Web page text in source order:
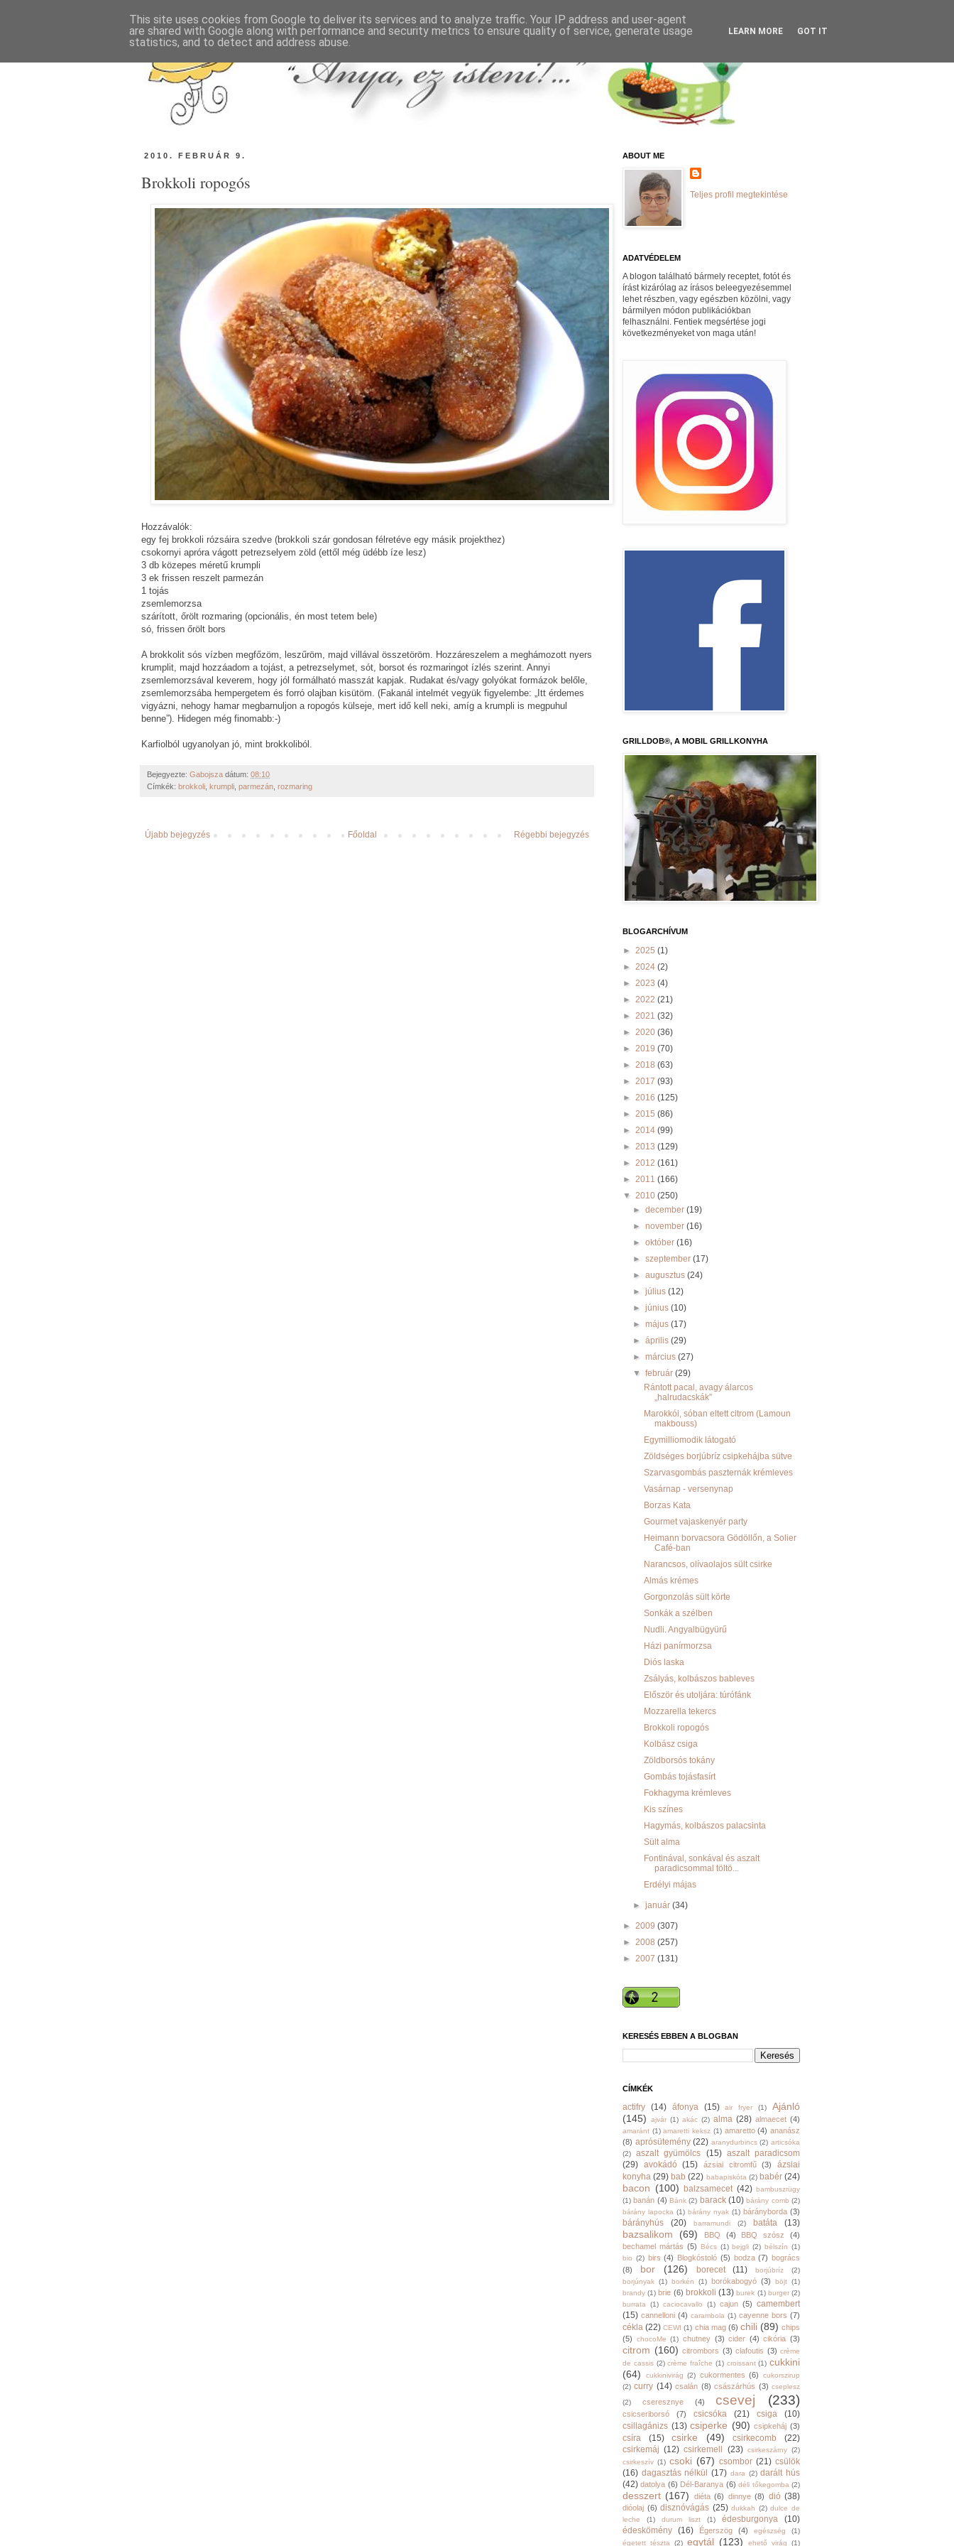
2010. FEBRUÁR 9.
Brokkoli ropogós
Hozzávalók:
egy fej brokkoli rózsáira szedve (brokkoli szár gondosan félretéve egy másik projekthez)
csokornyi apróra vágott petrezselyem zöld (ettől még üdébb íze lesz)
3 db közepes méretű krumpli
3 ek frissen reszelt parmezán
1 tojás
zsemlemorzsa
szárított, őrölt rozmaring (opcionális, én most tetem bele)
só, frissen őrölt bors
A brokkolit sós vízben megfőzöm, leszűröm, majd villával összetöröm. Hozzáreszelem a meghámozott nyers
krumplit, majd hozzáadom a tojást, a petrezselymet, sót, borsot és rozmaringot ízlés szerint. Annyi
zsemlemorzsával keverem, hogy jól formálható masszát kapjak. Rudakat és/vagy golyókat formázok belőle,
zsemlemorzsába hempergetem és forró olajban kisütöm. (Fakanál intelmét vegyük figyelembe: „Itt érdemes
vigyázni, nehogy hamar megbarnuljon a ropogós külseje, mert idő kell neki, amíg a krumpli is megpuhul
benne”). Hidegen még finomabb:-)
Karfiolból ugyanolyan jó, mint brokkoliból.
Bejegyezte: Gabojsza dátum: 08:10
Címkék: brokkoli krumpli parmezán rozmaring
Újabb bejegyzés Régebbi bejegyzés
Főoldal
ABOUT ME
Teljes profil megtekintése
ADATVÉDELEM
A blogon található bármely receptet, fotót és
írást kizárólag az írásos beleegyezésemmel
lehet részben, vagy egészben közölni, vagy
bármilyen módon publikációkban
felhasználni. Fentiek megsértése jogi
következményeket von maga után!
GRILLDOB®, A MOBIL GRILLKONYHA
BLOGARCHÍVUM
► 2025 (1)
► 2024 (2)
► 2023 (4)
► 2022 (21)
► 2021 (32)
► 2020 (36)
► 2019 (70)
► 2018 (63)
► 2017 (93)
► 2016 (125)
► 2015 (86)
► 2014 (99)
► 2013 (129)
► 2012 (161)
► 2011 (166)
▼ 2010 (250)
►december(19)
►november(16)
►október(16)
►szeptember(17)
►augusztus(24)
►július(12)
►június(10)
►május(17)
►április(29)
►március(27)
▼február(29)
Rántott pacal, avagy álarcos
„halrudacskák”
Marokkói, sóban eltett citrom (Lamoun
makbouss)
Egymilliomodik látogató
Zöldséges borjúbríz csipkehájba sütve
Szarvasgombás paszternák krémleves
Vasárnap - versenynap
Borzas Kata
Gourmet vajaskenyér party
Heimann borvacsora Gödöllőn, a Solier
Café-ban
Narancsos, olívaolajos sült csirke
Almás krémes
Gorgonzolás sült körte
Sonkák a szélben
Nudli. Angyalbügyürű
Házi panírmorzsa
Diós laska
Zsályás, kolbászos bableves
Először és utoljára: túrófánk
Mozzarella tekercs
Brokkoli ropogós
Kolbász csiga
Zöldborsós tokány
Gombás tojásfasírt
Fokhagyma krémleves
Kis színes
Hagymás, kolbászos palacsinta
Sült alma
Fontinával, sonkával és aszalt
paradicsommal töltö...
Erdélyi májas
►január(34)
► 2009 (307)
► 2008 (257)
► 2007 (131)
KERESÉS EBBEN A BLOGBAN
CÍMKÉK
actifry (14) áfonya (15) air fryer (1)
Ajánló
(145)
ajvár (1) akác (2) alma (28) almaecet (4)
amaránt (1) amaretti keksz (1) amaretto (4) ananász
(8) aprósütemény (22) aranydurbincs (2) articsóka
(2)
aszalt gyümölcs (15) aszalt paradicsom
(29) avokádó (15) ázsiai citromfű (3)
ázsiai
konyha (29) bab (22) babapiskóta (2) babér (24)
bacon (100) balzsamecet (42) bambuszrügy
(1) banán (4) Bánk (2) barack (10) bárány comb (2)
bárány lapocka (1) bárány nyak (1) bárányborda (3)
bárányhús (20) barramundi (2) batáta (13)
bazsalikom (69) BBQ (4) BBQ szósz
(4)
bechamel mártás (5) Bécs (1) bejgli (2) bélszín (1)
bio (2) birs (4) Blogkóstoló (5) bodza (7) bogrács
(8)
bor (126) borecet (11) borjúbríz
(2)
borjúnyak (1) borkén (1) borókabogyó (3) böjt (1)
brandy (1) brie (6) brokkoli (13) burek (1) burger (2)
burrata
(1) caciocavallo (1) cajun (5) camembert
(15) cannelloni (4) carambola (1) cayenne bors (7)
cékla (22) CEWI (1) chia mag (6) chili (89) chips
(5)
chocoMe (1) chutney (3) cider (4) cikória (3)
citrom (160) citrombors (3) clafoutis (3) crème
de cassis (2) crème fraîche (1) croissant (1) cukkini
(64)
cukkinivirág (2) cukormentes (6)
cukorszirup
(2) curry (14) csalán (8) császárhús (3) cseplesz
(2)
cseresznye (4) csevej (233)
csicseriborsó (7) csicsóka (21) csiga
(10)
csillagánizs (13) csiperke (90) csipkeháj (3)
csíra (15) csirke (49) csirkecomb
(22)
csirkemáj (12) csirkemell (23) csirkeszárny (2)
csirkeszív (1) csoki (67) csombor (21) csülök
(16) dagasztás nélkül (17) dara (2) darált hús
(42) datolya (6) Dél-Baranya (6) déli tőkegomba (2)
desszert (167) diéta (6) dinnye (8) dió (38)
dióolaj (6) disznóvágás (25) dukkah (2) dulce de
leche
(1) durum liszt (1) édesburgonya
(10)
édeskömény (16) Égerszög (4) egészség
(1)
égetett tészta
(2) egytál (123) ehető virág (1)
This site uses cookies from Google to deliver its services and to analyze traffic. Your IP address and user-agent
are shared with Google along with performance and security metrics to ensure quality of service, generate usage
statistics, and to detect and address abuse.
LEARN MORE GOT IT